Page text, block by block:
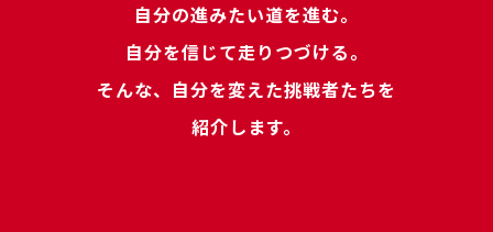
自分の進みたい道を進む。
自分を信じて走りつづける。
そんな、自分を変えた挑戦者たちを
紹介します。